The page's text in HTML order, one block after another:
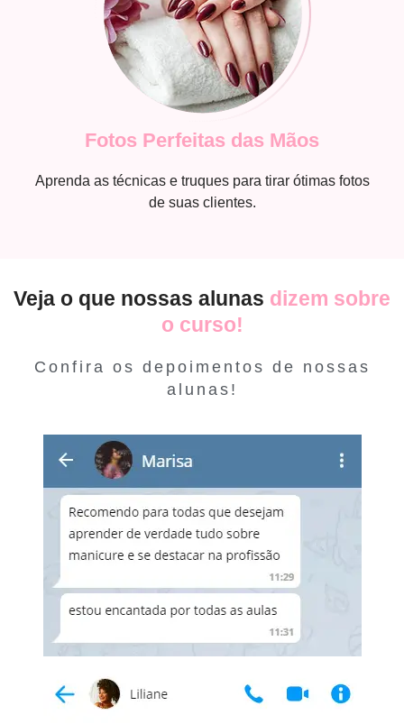
Fotos Perfeitas das Mãos
Aprenda as técnicas e truques para tirar ótimas fotos
de suas clientes.
Veja o que nossas alunas dizem sobre
o curso!
Confira os depoimentos de nossas
alunas!